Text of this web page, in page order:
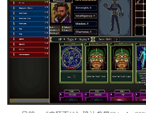
发扭曲的梦境敌人。在视觉呈现上，游戏采
风，刻意保留低分辨率下模糊失真的质感，营
神错位感的氛围体验。